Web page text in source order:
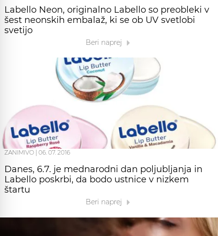
Labello Neon, originalno Labello so preobleki v
šest neonskih embalaž, ki se ob UV svetlobi
svetijo
Beri naprej
ZANIMIVO 06. 07. 2016
Danes, 6.7. je mednarodni dan poljubljanja in
Labello poskrbi, da bodo ustnice v nizkem
štartu
Beri naprej